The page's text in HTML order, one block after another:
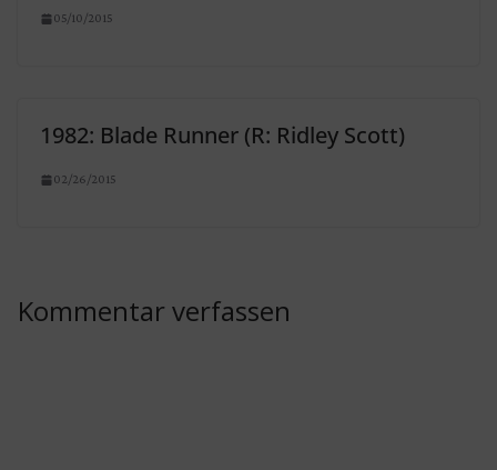
05/10/2015
1982: Blade Runner (R: Ridley Scott)
02/26/2015
Kommentar verfassen